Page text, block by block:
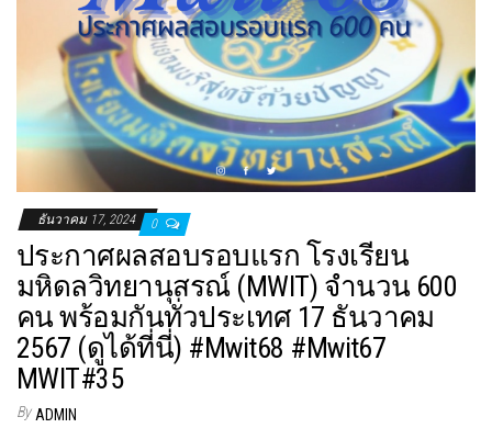
ธันวาคม 17, 2024 0
ประกาศผลสอบรอบแรก โรงเรียน
มหิดลวิทยานุสรณ์ (MWIT) จำนวน 600
คน พร้อมกันทั่วประเทศ 17 ธันวาคม
2567 (ดูได้ที่นี่) #Mwit68 #Mwit67
MWIT#35
By ADMIN